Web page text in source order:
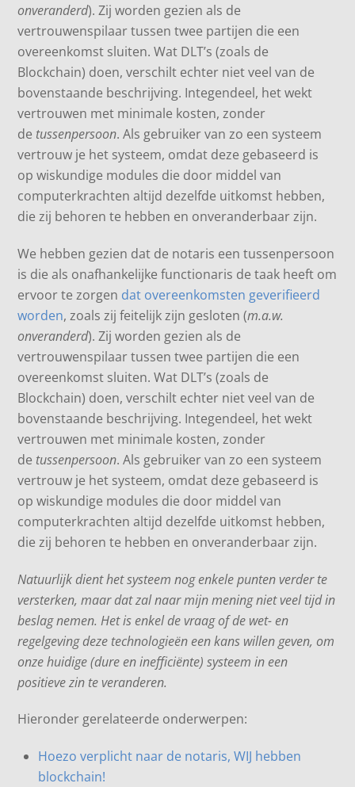
onveranderd). Zij worden gezien als de
vertrouwenspilaar tussen twee partijen die een
overeenkomst sluiten. Wat DLT’s (zoals de
Blockchain) doen, verschilt echter niet veel van de
bovenstaande beschrijving. Integendeel, het wekt
vertrouwen met minimale kosten, zonder
de tussenpersoon. Als gebruiker van zo een systeem
vertrouw je het systeem, omdat deze gebaseerd is
op wiskundige modules die door middel van
computerkrachten altijd dezelfde uitkomst hebben,
die zij behoren te hebben en onveranderbaar zijn.
We hebben gezien dat de notaris een tussenpersoon
is die als onafhankelijke functionaris de taak heeft om
ervoor te zorgen dat overeenkomsten geverifieerd
worden, zoals zij feitelijk zijn gesloten (m.a.w.
onveranderd). Zij worden gezien als de
vertrouwenspilaar tussen twee partijen die een
overeenkomst sluiten. Wat DLT’s (zoals de
Blockchain) doen, verschilt echter niet veel van de
bovenstaande beschrijving. Integendeel, het wekt
vertrouwen met minimale kosten, zonder
de tussenpersoon. Als gebruiker van zo een systeem
vertrouw je het systeem, omdat deze gebaseerd is
op wiskundige modules die door middel van
computerkrachten altijd dezelfde uitkomst hebben,
die zij behoren te hebben en onveranderbaar zijn.
Natuurlijk dient het systeem nog enkele punten verder te
versterken, maar dat zal naar mijn mening niet veel tijd in
beslag nemen. Het is enkel de vraag of de wet- en
regelgeving deze technologieën een kans willen geven, om
onze huidige (dure en inefficiënte) systeem in een
positieve zin te veranderen.
Hieronder gerelateerde onderwerpen:
Hoezo verplicht naar de notaris, WIJ hebben
blockchain!